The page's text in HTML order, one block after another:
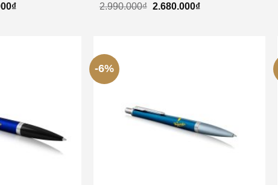
₫
2.990.000₫ 2.680.000₫
-6%